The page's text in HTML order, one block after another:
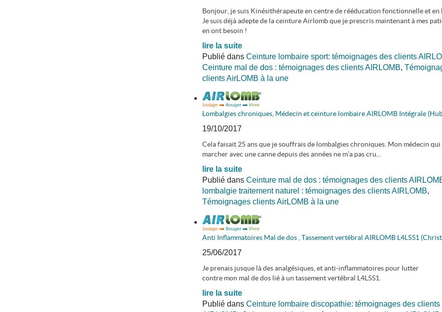
Bonjour, je suis Kinésithérapeute en centre de rééducation fonctionnelle et en
Je suis déjà adepte de la ceinture Airlomb que je prescris maintenant à mes
en ont besoin !
lire la suite
Publié dans Ceinture lombaire sport: témoignages des clients
Ceinture mal de dos : témoignages des clients AIRLOMB,
clients AirLOMB à la une
Lombalgies chroniques, Médecin et ceinture lombaire AIRLOMB Intégrale
19/10/2017
Cela faisait 25 ans que je souffrais de lombalgies chroniques. Mon médecin qui
marcher avec une canne depuis des années ne m’a pas cru...
lire la suite
Publié dans Ceinture mal de dos : témoignages des clients
lombalgie traitement naturel : témoignages des clients AIRLOMB,
Témoignages clients AirLOMB à la une
Anti Inflammatoires Mal de dos , Tassement vertébral AIRLOMB L4L5S1
25/06/2017
Je prenais jusque là des analgésiques, et anti-inflammatoires pour lutter
contre mon mal de dos lié à un tassement vertébral L4L5S1.
lire la suite
Publié dans Ceinture lombaire discopathie: témoignages des clients